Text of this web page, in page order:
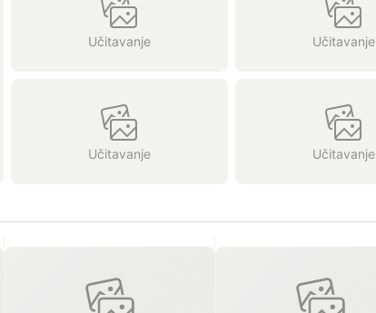
Učitavanje Učitavanje
Učitavanje Učitavanje